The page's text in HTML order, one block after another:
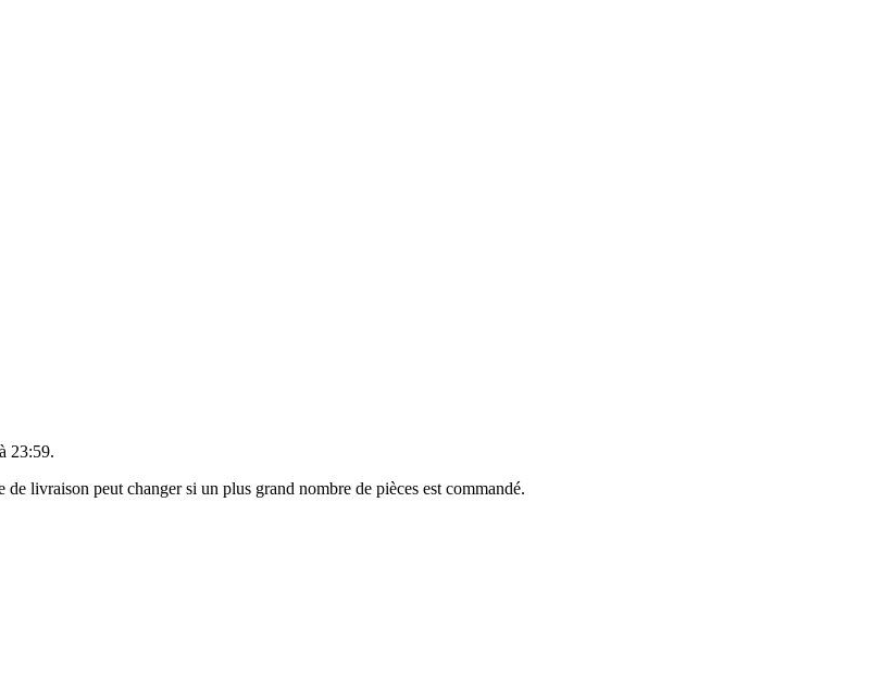
23:59.
livraison peut changer si un plus grand nombre de pièces est commandé.